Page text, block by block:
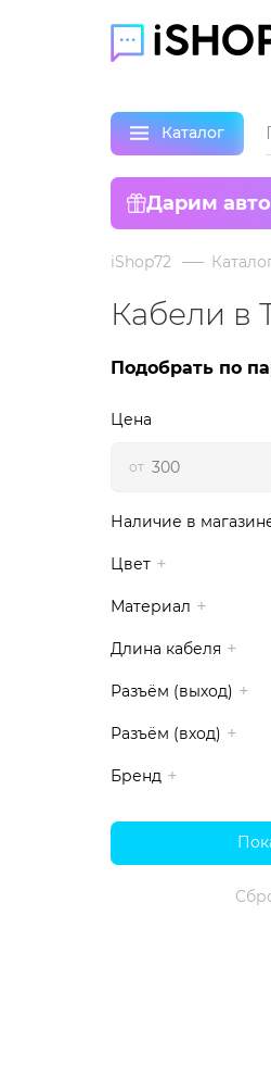
Каталог
Дарим
iShop72
Кабели в
Подобрать по
Цена
от
Наличие в
Цвет
Материал
Длина кабеля
Разъём (выход)
Разъём (вход)
Бренд